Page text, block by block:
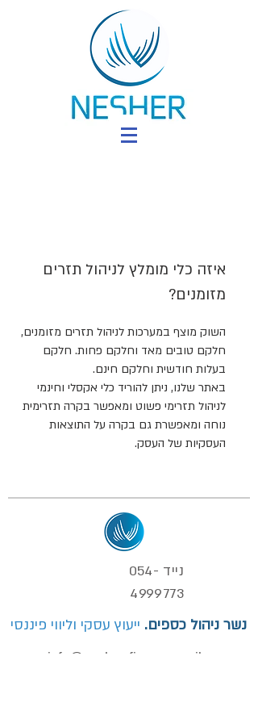
איזה כלי מומלץ לניהול תזרים
מזומנים?
השוק מוצף במערכות לניהול תזרים מזומנים,
חלקם טובים מאד וחלקם פחות. חלקם
בעלות חודשית וחלקם חינם.
באתר שלנו, ניתן להוריד כלי אקסלי וחינמי
לניהול תזרימי פשוט ומאפשר בקרה תזרימית
נוחה ומאפשרת גם בקרה על התוצאות
העסקיות של העסק.
נייד 054-
4999773
נשר ניהול כספים. ייעוץ עסקי וליווי פיננסי
info@nesher-finance.co.il